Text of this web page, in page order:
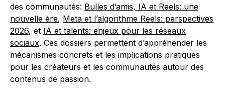
des communautés: Bulles d’amis, IA et Reels: une
nouvelle ère, Meta et l’algorithme Reels: perspectives
2026, et IA et talents: enjeux pour les réseaux
sociaux. Ces dossiers permettent d’appréhender les
mécanismes concrets et les implications pratiques
pour les créateurs et les communautés autour des
contenus de passion.